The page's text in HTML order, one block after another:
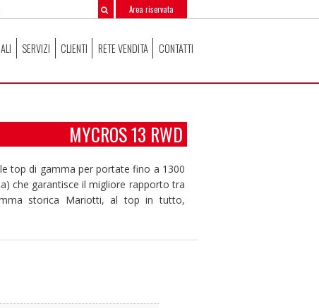
Area riservata
SERVIZI CLIENTI RETE VENDITA CONTATTI
MYCROS 13 RWD
top di gamma per portate fino a 1300
che garantisce il migliore rapporto tra
storica Mariotti, al top in tutto,